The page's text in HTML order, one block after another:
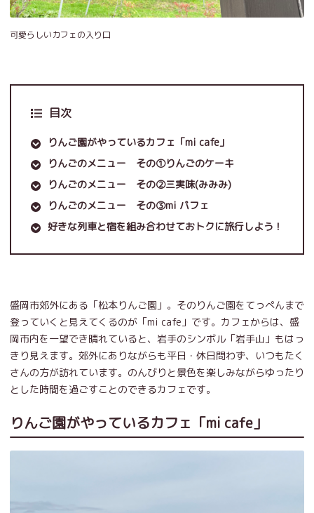
可愛らしいカフェの入り口
目次
りんご園がやっているカフェ「mi cafe」
りんごのメニュー その①りんごのケーキ
りんごのメニュー その②三実味(みみみ)
りんごのメニュー その③mi パフェ
好きな列車と宿を組み合わせておトクに旅行しよう！
盛岡市郊外にある「松本りんご園」。そのりんご園をてっぺんまで
登っていくと見えてくるのが「mi cafe」です。カフェからは、盛
岡市内を一望でき晴れていると、岩手のシンボル「岩手山」もはっ
きり見えます。郊外にありながらも平日・休日問わず、いつもたく
さんの方が訪れています。のんびりと景色を楽しみながらゆったり
とした時間を過ごすことのできるカフェです。
りんご園がやっているカフェ「mi cafe」